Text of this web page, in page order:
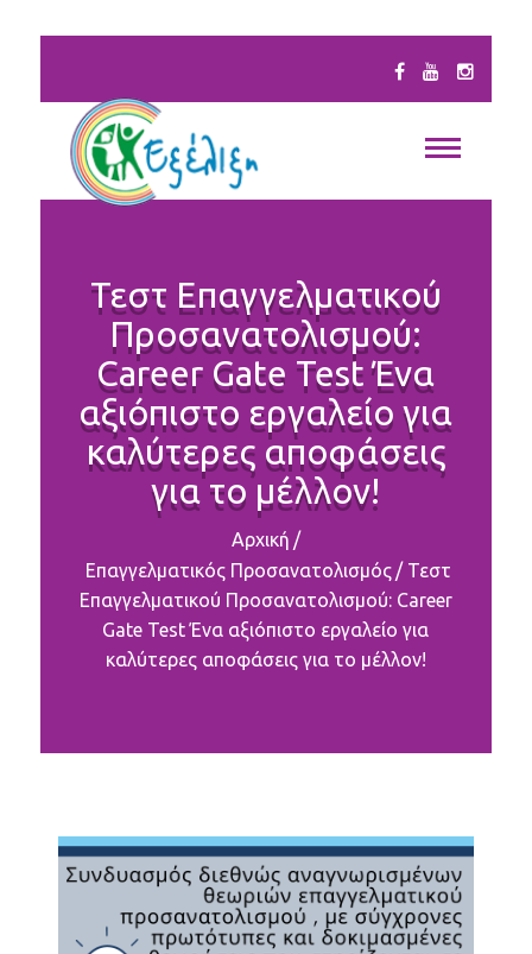
Τεστ Επαγγελματικού
Προσανατολισμού:
Career Gate Test Ένα
αξιόπιστο εργαλείο για
καλύτερες αποφάσεις
για το μέλλον!
Αρχική /
Επαγγελματικός Προσανατολισμός /Τεστ
Επαγγελματικού Προσανατολισμού: Career
Gate Test Ένα αξιόπιστο εργαλείο για
καλύτερες αποφάσεις για το μέλλον!